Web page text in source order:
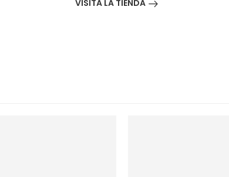
VISITA LA TIENDA